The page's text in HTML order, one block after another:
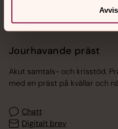
Jourhavande präst
Akut samtals- och krisstöd.
med en präst på kvällar och
Chatt
Digitalt brev